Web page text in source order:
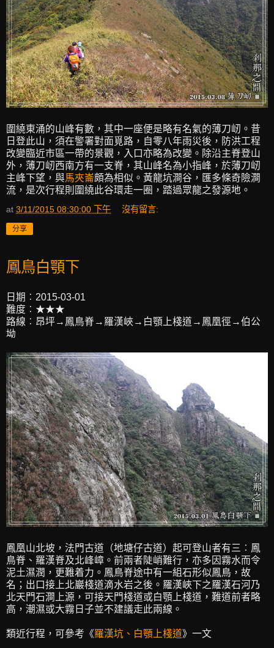
圍繞東涌的山峰有數，其中一座便是略有名氣的薄刀屻。昔
日登此山，須在警署對面覓路，自零八年雨災後，防洪工程
改變臨近市區一帶的景觀，入口亦略為改變。除沿主脊登山
外，薄刀屻西南方有一支脊，其山峰名為小指峰，於薄刀屻
主峰下望，與馬夾崙頗為相似。黃龍坑澗谷，匯多條奇險澗
流，是次行程則圍繞此谷環走一圈，踏過眾龍之發源地。
at 3/11/2015 08:30:00 下午 沒有留言:
分享
鳳鳥白顎下
日期︰2015-03-01
難度︰★★★
路線︰昂坪→鳳鳥脊→羅漢峽→白顎上棧道→鳳凰徑→伯公
坳
鳳凰山北坡，法門古道（地塘仔古道）起可登山者有三︰鳳
鳥脊、羅漢脊及北峰嶂。前兩者陡峭難行，亦多因霧水而令
泥土濕潤，更難着力。鳳鳥脊途中有一組石形似鳳鳥，故
名；出口接上北巖棧道滴水岩之後。羅漢峽下之羅漢石河乃
北天門石澗上源，可接天門棧道或白顎上棧道，難道前者略
高，潮濕或大霧日子並不建議走此兩線。
類近行程，可參考《羅漢坑、白顎上棧道》一文